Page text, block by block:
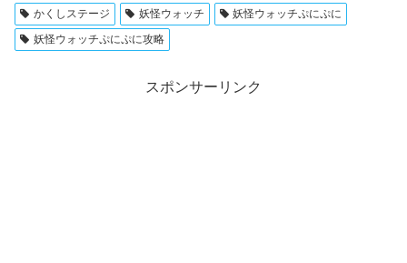
かくしステージ 妖怪ウォッチ
妖怪ウォッチぷにぷに
妖怪ウォッチぷにぷに攻略
スポンサーリンク